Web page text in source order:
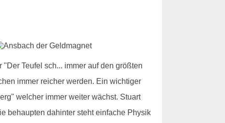
Teufel sch... immer auf den größten
immer reicher werden. Ein wichtiger
welcher immer weiter wächst. Stuart
behaupten dahinter steht einfache Physik